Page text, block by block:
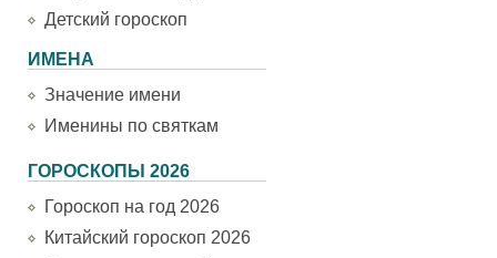
Детский гороскоп
ИМЕНА
Значение имени
Именины по святкам
ГОРОСКОПЫ 2026
Гороскоп на год 2026
Китайский гороскоп 2026